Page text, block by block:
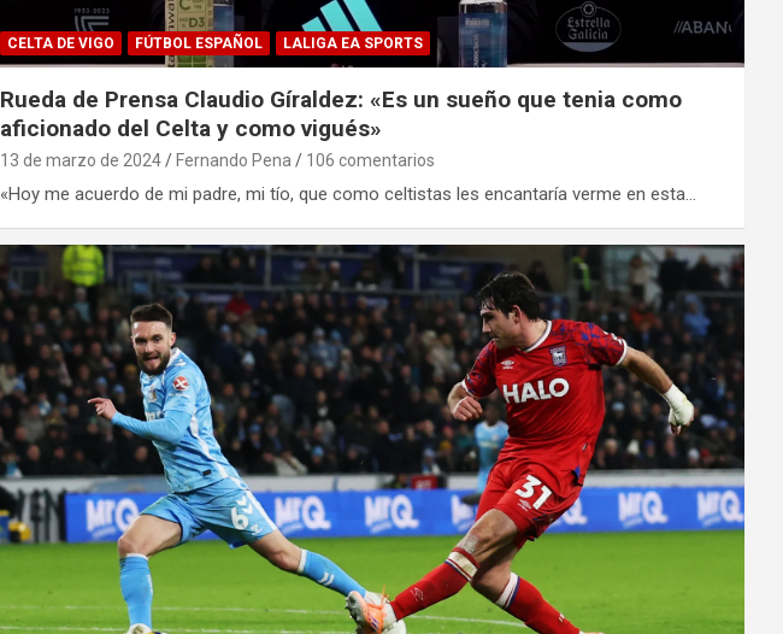
CELTA DE VIGO FÚTBOL ESPAÑOL LALIGA EA SPORTS
Rueda de Prensa Claudio Gíraldez: «Es un sueño que tenia como
aficionado del Celta y como vigués»
13 de marzo de 2024 Fernando Pena 106 comentarios
«Hoy me acuerdo de mi padre, mi tío, que como celtistas les encantaría verme en esta…